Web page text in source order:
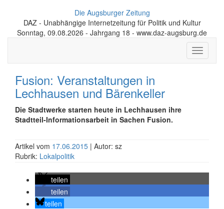
Die Augsburger Zeitung
DAZ - Unabhängige Internetzeitung für Politik und Kultur
Sonntag, 09.08.2026 - Jahrgang 18 - www.daz-augsburg.de
Toggle
Fusion: Veranstaltungen in
Lechhausen und Bärenkeller
Die Stadtwerke starten heute in Lechhausen ihre
Stadtteil-Informationsarbeit in Sachen Fusion.
Artikel vom 17.06.2015 | Autor: sz
Rubrik: Lokalpolitik
teilen
teilen
teilen